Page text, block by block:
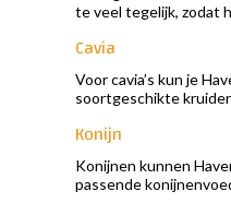
te veel tegelijk, zodat
Cavia
Voor cavia’s kun je
soortgeschikte
Konijn
Konijnen kunnen
passende